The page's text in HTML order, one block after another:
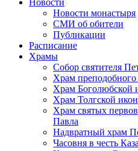
Новости
Новости монастыря
СМИ об обители
Публикации
Расписание
Храмы
Собор святителя
Храм
Храм Боголюбской
Храм Толгской
Храм святых
Павла
Надвратный храм
Часовня в честь